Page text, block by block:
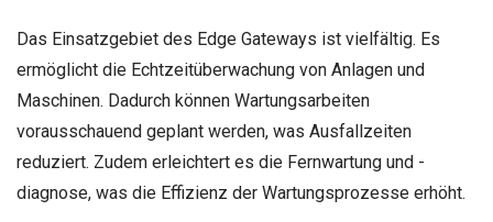
Das Einsatzgebiet des Edge Gateways ist vielfältig. Es
ermöglicht die Echtzeitüberwachung von Anlagen und
Maschinen. Dadurch können Wartungsarbeiten
vorausschauend geplant werden, was Ausfallzeiten
reduziert. Zudem erleichtert es die Fernwartung und -
diagnose, was die Effizienz der Wartungsprozesse erhöht.